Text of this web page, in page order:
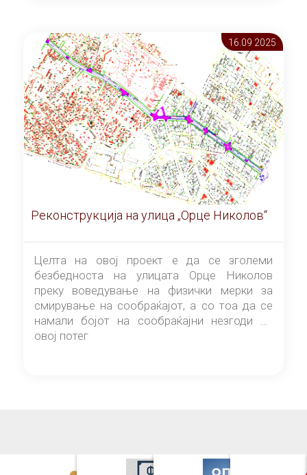
16.09 2025
Реконструкција на улица „Орце Николов“
Целта на овој проект е да се зголеми
безбедноста на улицата Орце Николов
преку воведување на физички мерки за
смирување на сообраќајот, а со тоа да се
намали бојот на сообраќајни незгоди на
овој потег